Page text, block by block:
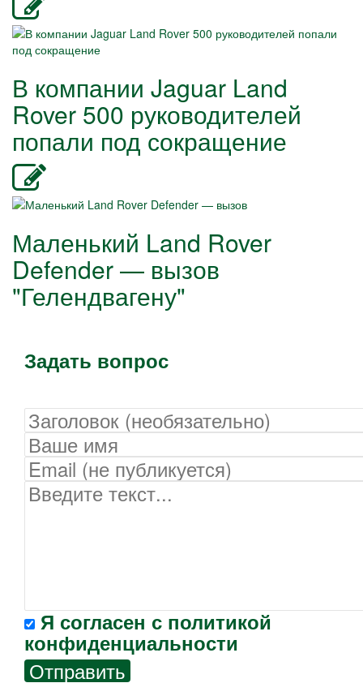
В компании Jaguar Land
Rover 500 руководителей
попали под сокращение
Маленький Land Rover
Defender — вызов
"Гелендвагену"
Задать вопрос
Я согласен с политикой
конфиденциальности
Отправить